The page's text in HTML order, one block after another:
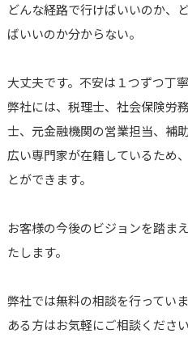
どんな経路で行けばいいのか、
ばいいのか分からない。
大丈夫です。不安は１つずつ丁
弊社には、税理士、社会保険労
士、元金融機関の営業担当、補
広い専門家が在籍しているため
とができます。
お客様の今後のビジョンを踏ま
たします。
弊社では無料の相談を行ってい
ある方はお気軽にご相談ください